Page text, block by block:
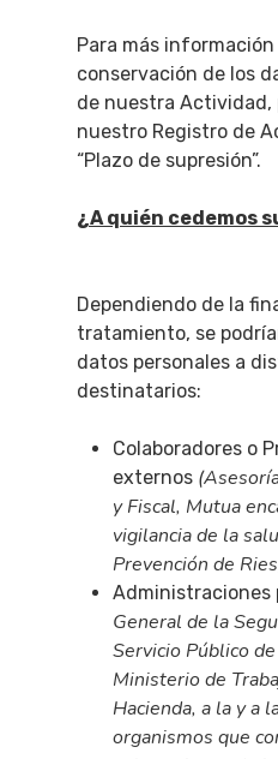
Para más información
conservación de los
de nuestra
nuestro Registro de
“Plazo de supresión”.
¿A quién cedemos
Dependiendo de la
tratamiento, se
datos personales a
destinatarios:
Colaboradores o
externos
y Fiscal, Mutua
vigilancia de la
Prevención de
Administraciones
General de la
Servicio Público
Ministerio de
Hacienda, a la y a
organismos que